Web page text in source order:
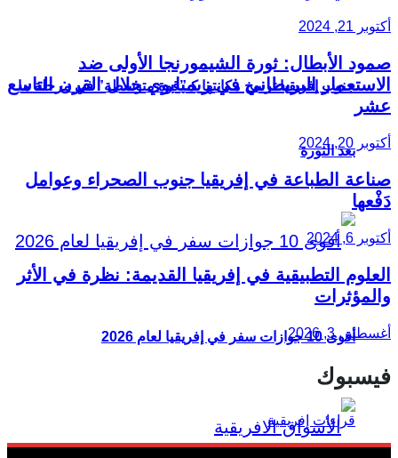
جنوب إفريقيا ترسخ مكانتها كـ”قوة متوسطة” في مرحلة ما
بعد الثورة
أقوى 10 جوازات سفر في إفريقيا لعام 2026
أكتوبر 21, 2024
صمود الأبطال: ثورة الشيمورنجا الأولى ضد
الاستعمار البريطاني في زيمبابوي خلال القرن التاسع
عشر
أكتوبر 20, 2024
صناعة الطباعة في إفريقيا جنوب الصحراء وعوامل
دَفْعها
أكتوبر 6, 2024
العلوم التطبيقية في إفريقيا القديمة: نظرة في الأثر
والمؤثرات
أغسطس 3, 2026
فيسبوك